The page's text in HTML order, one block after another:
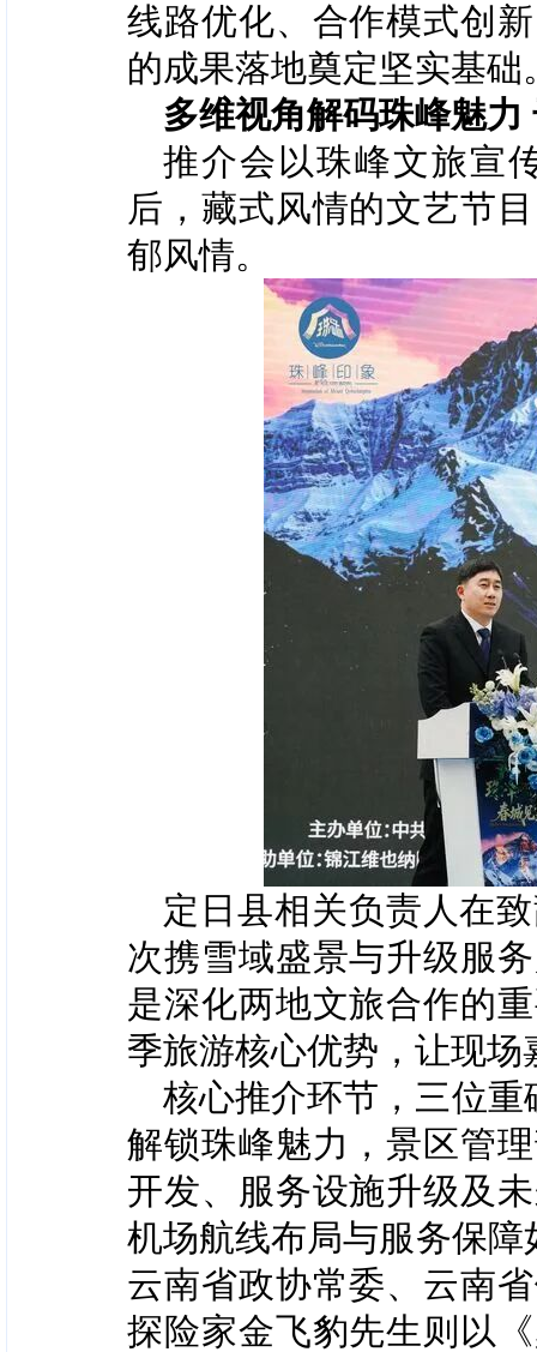
线路优化、合作模式创
的成果落地奠定坚实基础
多维视角解码珠峰魅
推介会以珠峰文旅宣
后，藏式风情的文艺节
郁风情。
定日县相关负责人在
次携雪域盛景与升级服
是深化两地文旅合作的
季旅游核心优势，让现
核心推介环节，三位重
解锁珠峰魅力，景区管
开发、服务设施升级及
机场航线布局与服务保
云南省政协常委、云南
探险家金飞豹先生则以